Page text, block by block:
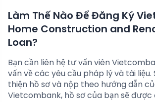
Làm Thế Nào Để Đăng Ký
Home Construction and
Loan?
Bạn cần liên hệ tư vấn viên
vấn về các yêu cầu pháp lý và tài liệu.
thiện hồ sơ và nộp theo hướng dẫn
Vietcombank, hồ sơ của bạn sẽ được